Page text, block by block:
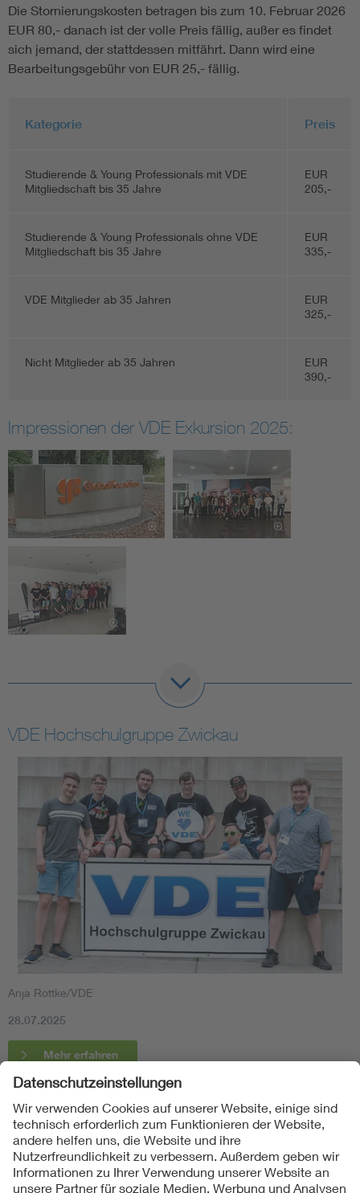
Die Stornierungskosten betragen bis zum 10. Februar 2026
EUR 80,- danach ist der volle Preis fällig, außer es findet
sich jemand, der stattdessen mitfährt. Dann wird eine
Bearbeitungsgebühr von EUR 25,- fällig.
Kategorie Preis
Studierende & Young Professionals mit VDE
Mitgliedschaft bis 35 Jahre
EUR
205,-
Studierende & Young Professionals ohne VDE
Mitgliedschaft bis 35 Jahre
EUR
335,-
VDE Mitglieder ab 35 Jahren
EUR
325,-
Nicht Mitglieder ab 35 Jahren
EUR
390,-
Impressionen der VDE Exkursion 2025:
VDE Hochschulgruppe Zwickau
Anja Rottke/VDE
28.07.2025
Mehr erfahren
Folgen Sie uns